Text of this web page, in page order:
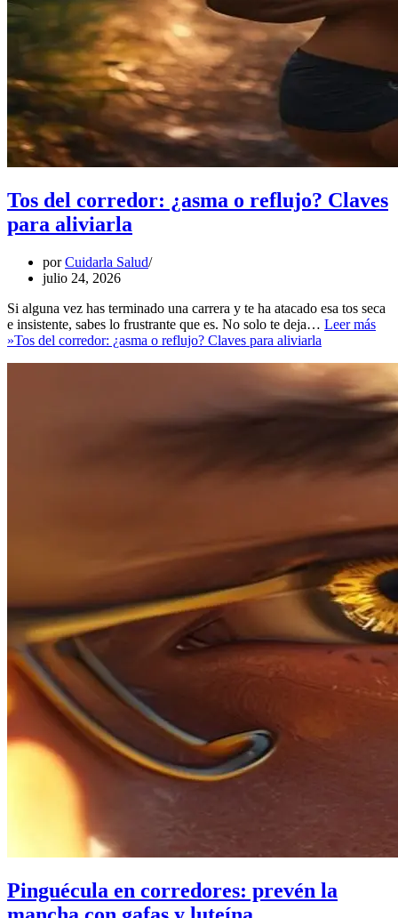
Tos del corredor: ¿asma o reflujo? Claves
para aliviarla
porCuidarla Salud
julio 24, 2026
Si alguna vez has terminado una carrera y te ha atacado esa tos seca
e insistente, sabes lo frustrante que es. No solo te deja… Leer más
»Tos del corredor: ¿asma o reflujo? Claves para aliviarla
Pinguécula en corredores: prevén la